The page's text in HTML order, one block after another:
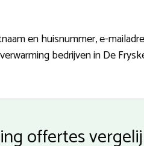
en huisnummer, e-
bedrijven in De
offertes